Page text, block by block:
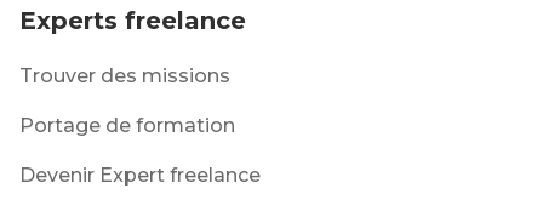
Experts freelance
Trouver des missions
Portage de formation
Devenir Expert freelance